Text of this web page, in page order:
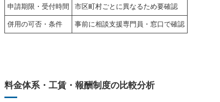
申請期限・受付時間 市区町村ごとに異なるため要確認
併用の可否・条件 事前に相談支援専門員・窓口で確認
料金体系・工賃・報酬制度の比較分析